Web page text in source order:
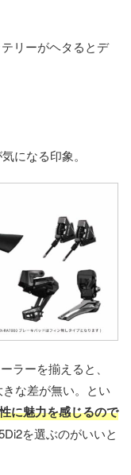
リーがヘタるとデ
になる印象。
ラーを揃えると、
な差が無い。とい
に魅力を感じるので
を選ぶのがいいと